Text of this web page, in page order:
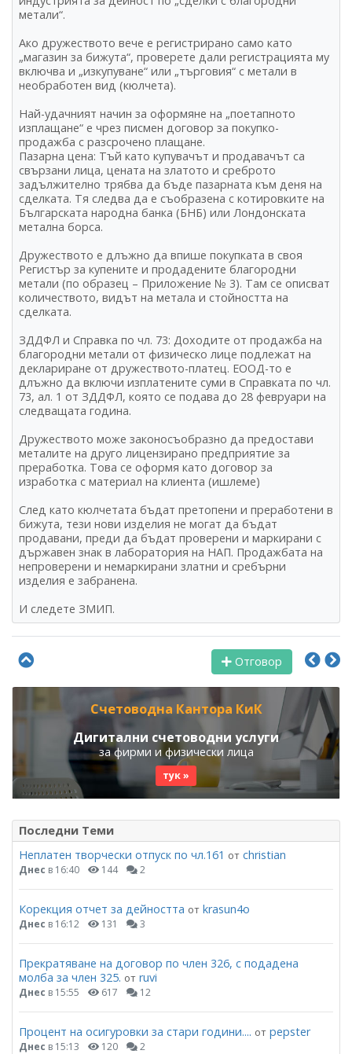
метали“.
Ако дружеството вече е регистрирано само като
„магазин за бижута“, проверете дали регистрацията му
включва и „изкупуване“ или „търговия“ с метали в
необработен вид (кюлчета).
Най-удачният начин за оформяне на „поетапното
изплащане“ е чрез писмен договор за покупко-
продажба с разсрочено плащане.
Пазарна цена: Тъй като купувачът и продавачът са
свързани лица, цената на златото и среброто
задължително трябва да бъде пазарната към деня на
сделката. Тя следва да е съобразена с котировките на
Българската народна банка (БНБ) или Лондонската
метална борса.
Дружеството е длъжно да впише покупката в своя
Регистър за купените и продадените благородни
метали (по образец – Приложение № 3). Там се описват
количеството, видът на метала и стойността на
сделката.
ЗДДФЛ и Справка по чл. 73: Доходите от продажба на
благородни метали от физическо лице подлежат на
деклариране от дружеството-платец. ЕООД-то е
длъжно да включи изплатените суми в Справката по чл.
73, ал. 1 от ЗДДФЛ, която се подава до 28 февруари на
следващата година.
Дружеството може законосъобразно да предостави
металите на друго лицензирано предприятие за
преработка. Това се оформя като договор за
изработка с материал на клиента (ишлеме)
След като кюлчетата бъдат претопени и преработени в
бижута, тези нови изделия не могат да бъдат
продавани, преди да бъдат проверени и маркирани с
държавен знак в лаборатория на НАП. Продажбата на
непроверени и немаркирани златни и сребърни
изделия е забранена.
И следете ЗМИП.
Отговор
Счетоводна Кантора КиК
Дигитални счетоводни услуги
за фирми и физически лица
тук »
Последни Теми
Неплатен творчески отпуск по чл.161 от christian
Днес в 16:40 144 2
Корекция отчет за дейността от krasun4o
Днес в 16:12 131 3
Прекратяване на договор по член 326, с подадена
молба за член 325. от ruvi
Днес в 15:55 617 12
Процент на осигуровки за стари години.... от pepster
Днес в 15:13 120 2